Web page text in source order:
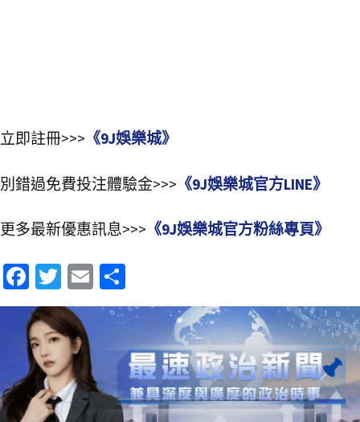
立即註冊>>> 《9J娛樂城》
別錯過免費投注體驗金>>> 《9J娛樂城官方LINE》
更多最新優惠訊息>>> 《9J娛樂城官方粉絲專頁》
Fa
ce
b
o
o
k
T
wi
tt
er
E
m 享